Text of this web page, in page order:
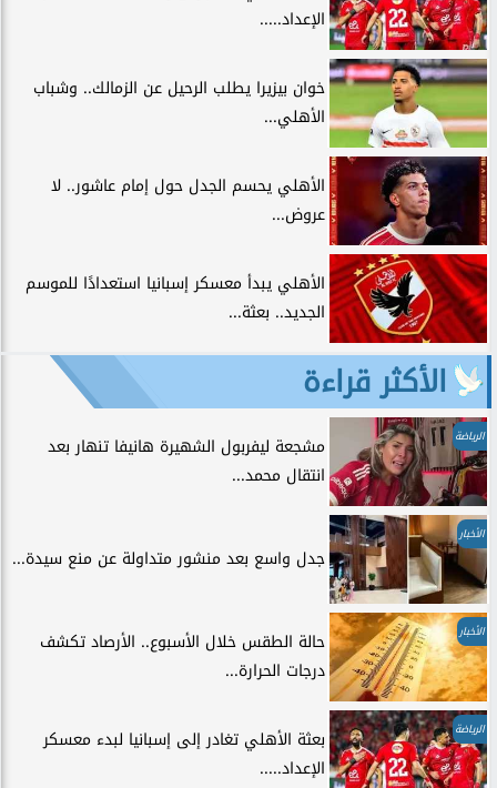
الإعداد.....
خوان بيزيرا يطلب الرحيل عن الزمالك.. وشباب
الأهلي...
الأهلي يحسم الجدل حول إمام عاشور.. لا
عروض...
الأهلي يبدأ معسكر إسبانيا استعدادًا للموسم
الجديد.. بعثة...
الأكثر قراءة
الرياضة
مشجعة ليفربول الشهيرة هانيفا تنهار بعد
انتقال محمد...
الأخبار
جدل واسع بعد منشور متداولة عن منع سيدة...
الأخبار
حالة الطقس خلال الأسبوع.. الأرصاد تكشف
درجات الحرارة...
الرياضة
بعثة الأهلي تغادر إلى إسبانيا لبدء معسكر
الإعداد.....